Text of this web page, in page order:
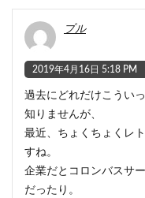
プル
2019年4月16日 5:18 PM
過去にどれだけこうい
知りませんが、
最近、ちょくちょくレ
すね。
企業だとコロンバスサ
だったり。